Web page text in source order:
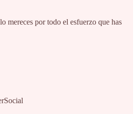
mereces por todo el esfuerzo que has